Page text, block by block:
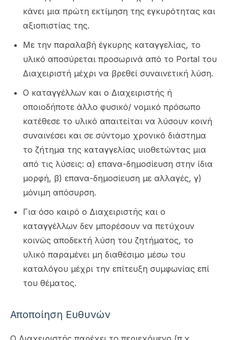
κάνει μια πρώτη εκτίμηση της εγκυρότητας και
αξιοπιστίας της.
Με την παραλαβή έγκυρης καταγγελίας, το
υλικό αποσύρεται προσωρινά από το Portal του
Διαχειριστή μέχρι να βρεθεί συναινετική λύση.
Ο καταγγέλλων και ο Διαχειριστής ή
οποιοδήποτε άλλο φυσικό/ νομικό πρόσωπο
κατέθεσε το υλικό απαιτείται να λύσουν κοινή
συναινέσει και σε σύντομο χρονικό διάστημα
το ζήτημα της καταγγελίας υιοθετώντας μια
από τις λύσεις: α) επανα-δημοσίευση στην ίδια
μορφή, β) επανα-δημοσίευση με αλλαγές, γ)
μόνιμη απόσυρση.
Για όσο καιρό ο Διαχειριστής και ο
καταγγέλλων δεν μπορέσουν να πετύχουν
κοινώς αποδεκτή λύση του ζητήματος, το
υλικό παραμένει μη διαθέσιμο μέσω του
καταλόγου μέχρι την επίτευξη συμφωνίας επί
του θέματος.
Αποποίηση Ευθυνών